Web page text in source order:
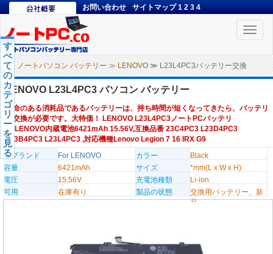
お問い合わせ サイトマップ 1 2 3 4
Toggle
ノートパソコン バッテリー ≫ LENOVO ≫ L23L4PC3バッテリー交換
す
べ
て
の
カ
テ
ゴ
リ
ー
を
見
る
LENOVO L23L4PC3 パソコン バッテリー
寿命のある消耗品であるバッテリーは、持ち時間が短くなってきたら、バッテリ
ー交換が必要です。大特価！ LENOVO L23L4PC3ノートPCバッテリ
ー,LENOVO内蔵電池6421mAh 15.56V,互換品番 23C4PC3 L23D4PC3
L23B4PC3 L23L4PC3 ,対応機種Lenovo Legion 7 16 IRX G9
のブランド
For LENOVO カラー
Black
容量
6421mAh サイズ
*mm(L x W x H)
電圧
15.56V 充電池種類
Li-ion
可用
在庫有り 製品の状態
交換用バッテリー、新
品